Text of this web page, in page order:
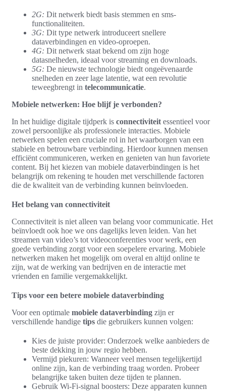
2G: Dit netwerk biedt basis stemmen en sms-
functionaliteiten.
3G: Dit type netwerk introduceert snellere
dataverbindingen en video-oproepen.
4G: Dit netwerk staat bekend om zijn hoge
datasnelheden, ideaal voor streaming en downloads.
5G: De nieuwste technologie biedt ongeëvenaarde
snelheden en zeer lage latentie, wat een revolutie
teweegbrengt in telecommunicatie.
Mobiele netwerken: Hoe blijf je verbonden?
In het huidige digitale tijdperk is connectiviteit essentieel voor
zowel persoonlijke als professionele interacties. Mobiele
netwerken spelen een cruciale rol in het waarborgen van een
stabiele en betrouwbare verbinding. Hierdoor kunnen mensen
efficiënt communiceren, werken en genieten van hun favoriete
content. Bij het kiezen van mobiele dataverbindingen is het
belangrijk om rekening te houden met verschillende factoren
die de kwaliteit van de verbinding kunnen beïnvloeden.
Het belang van connectiviteit
Connectiviteit is niet alleen van belang voor communicatie. Het
beïnvloedt ook hoe we ons dagelijks leven leiden. Van het
streamen van video’s tot videoconferenties voor werk, een
goede verbinding zorgt voor een soepelere ervaring. Mobiele
netwerken maken het mogelijk om overal en altijd online te
zijn, wat de werking van bedrijven en de interactie met
vrienden en familie vergemakkelijkt.
Tips voor een betere mobiele dataverbinding
Voor een optimale mobiele dataverbinding zijn er
verschillende handige tips die gebruikers kunnen volgen:
Kies de juiste provider: Onderzoek welke aanbieders de
beste dekking in jouw regio hebben.
Vermijd piekuren: Wanneer veel mensen tegelijkertijd
online zijn, kan de verbinding traag worden. Probeer
belangrijke taken buiten deze tijden te plannen.
Gebruik Wi-Fi-signal boosters: Deze apparaten kunnen